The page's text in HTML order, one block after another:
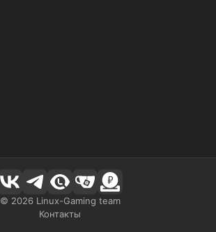
© 2026Linux-Gaming team
Контакты